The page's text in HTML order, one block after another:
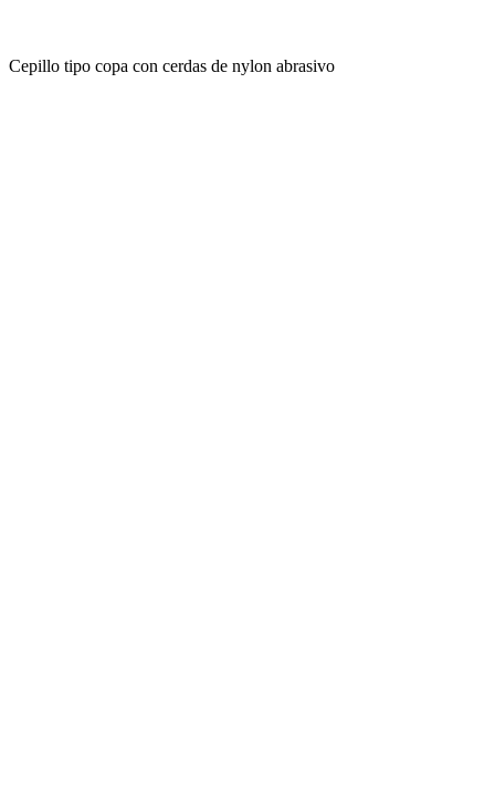
Cepillo tipo copa con cerdas de nylon abrasivo